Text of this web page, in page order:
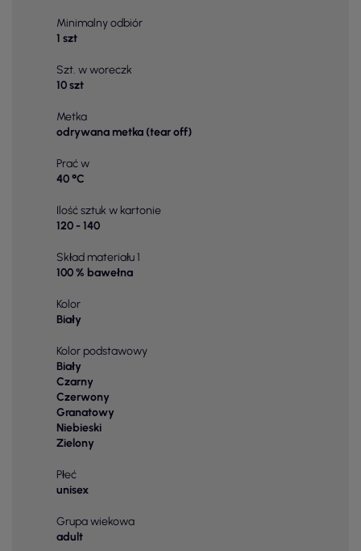
Minimalny odbiór
1 szt
Szt. w woreczk
10 szt
Metka
odrywana metka (tear off)
Prać w
40 °C
Ilość sztuk w kartonie
120 - 140
Skład materiału 1
100 % bawełna
Kolor
Biały
Kolor podstawowy
Biały
Czarny
Czerwony
Granatowy
Niebieski
Zielony
Płeć
unisex
Grupa wiekowa
adult